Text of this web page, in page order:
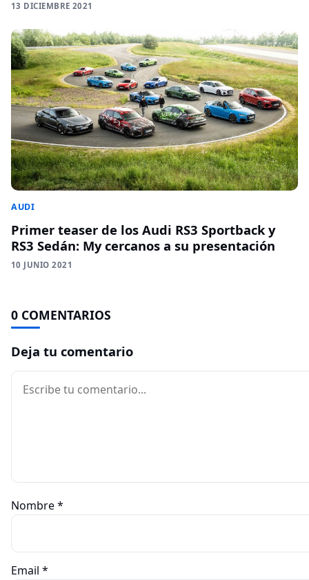
13 DICIEMBRE 2021
AUDI
Primer teaser de los Audi RS3 Sportback y
RS3 Sedán: My cercanos a su presentación
10 JUNIO 2021
0 COMENTARIOS
Deja tu comentario
Comentario
Nombre*
Email *